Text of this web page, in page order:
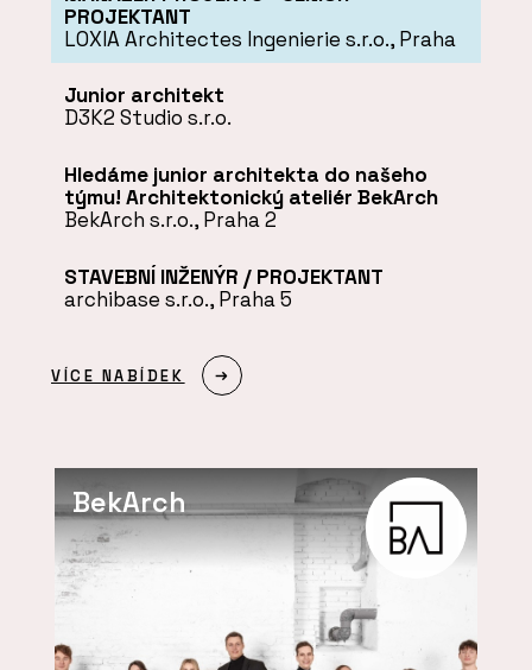
PROJEKTANT
LOXIA Architectes Ingenierie s.r.o., Praha
Junior architekt
D3K2 Studio s.r.o.
Hledáme junior architekta do našeho
týmu! Architektonický ateliér BekArch
BekArch s.r.o., Praha 2
STAVEBNÍ INŽENÝR / PROJEKTANT
archibase s.r.o., Praha 5
VÍCE NABÍDEK
BekArch